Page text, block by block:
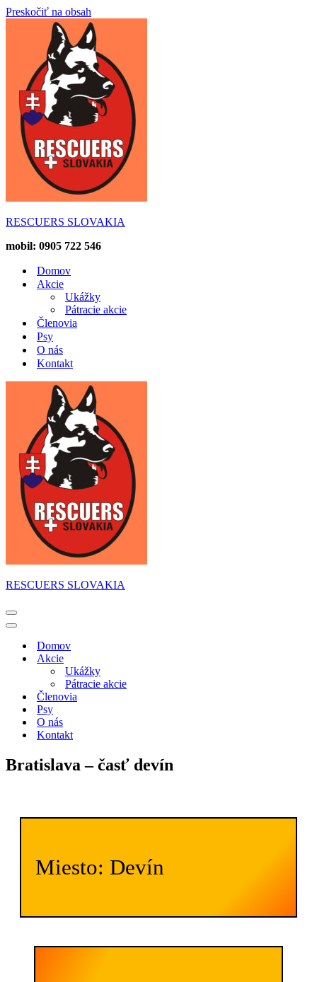
Preskočiť na obsah
RESCUERS SLOVAKIA
mobil: 0905 722 546
Domov
Akcie
Ukážky
Pátracie akcie
Členovia
Psy
O nás
Kontakt
RESCUERS SLOVAKIA
Menu
navigácie
Menu
navigácieDomov
Akcie
Ukážky
Pátracie akcie
Členovia
Psy
O nás
Kontakt
Bratislava – časť devín
Miesto: Devín